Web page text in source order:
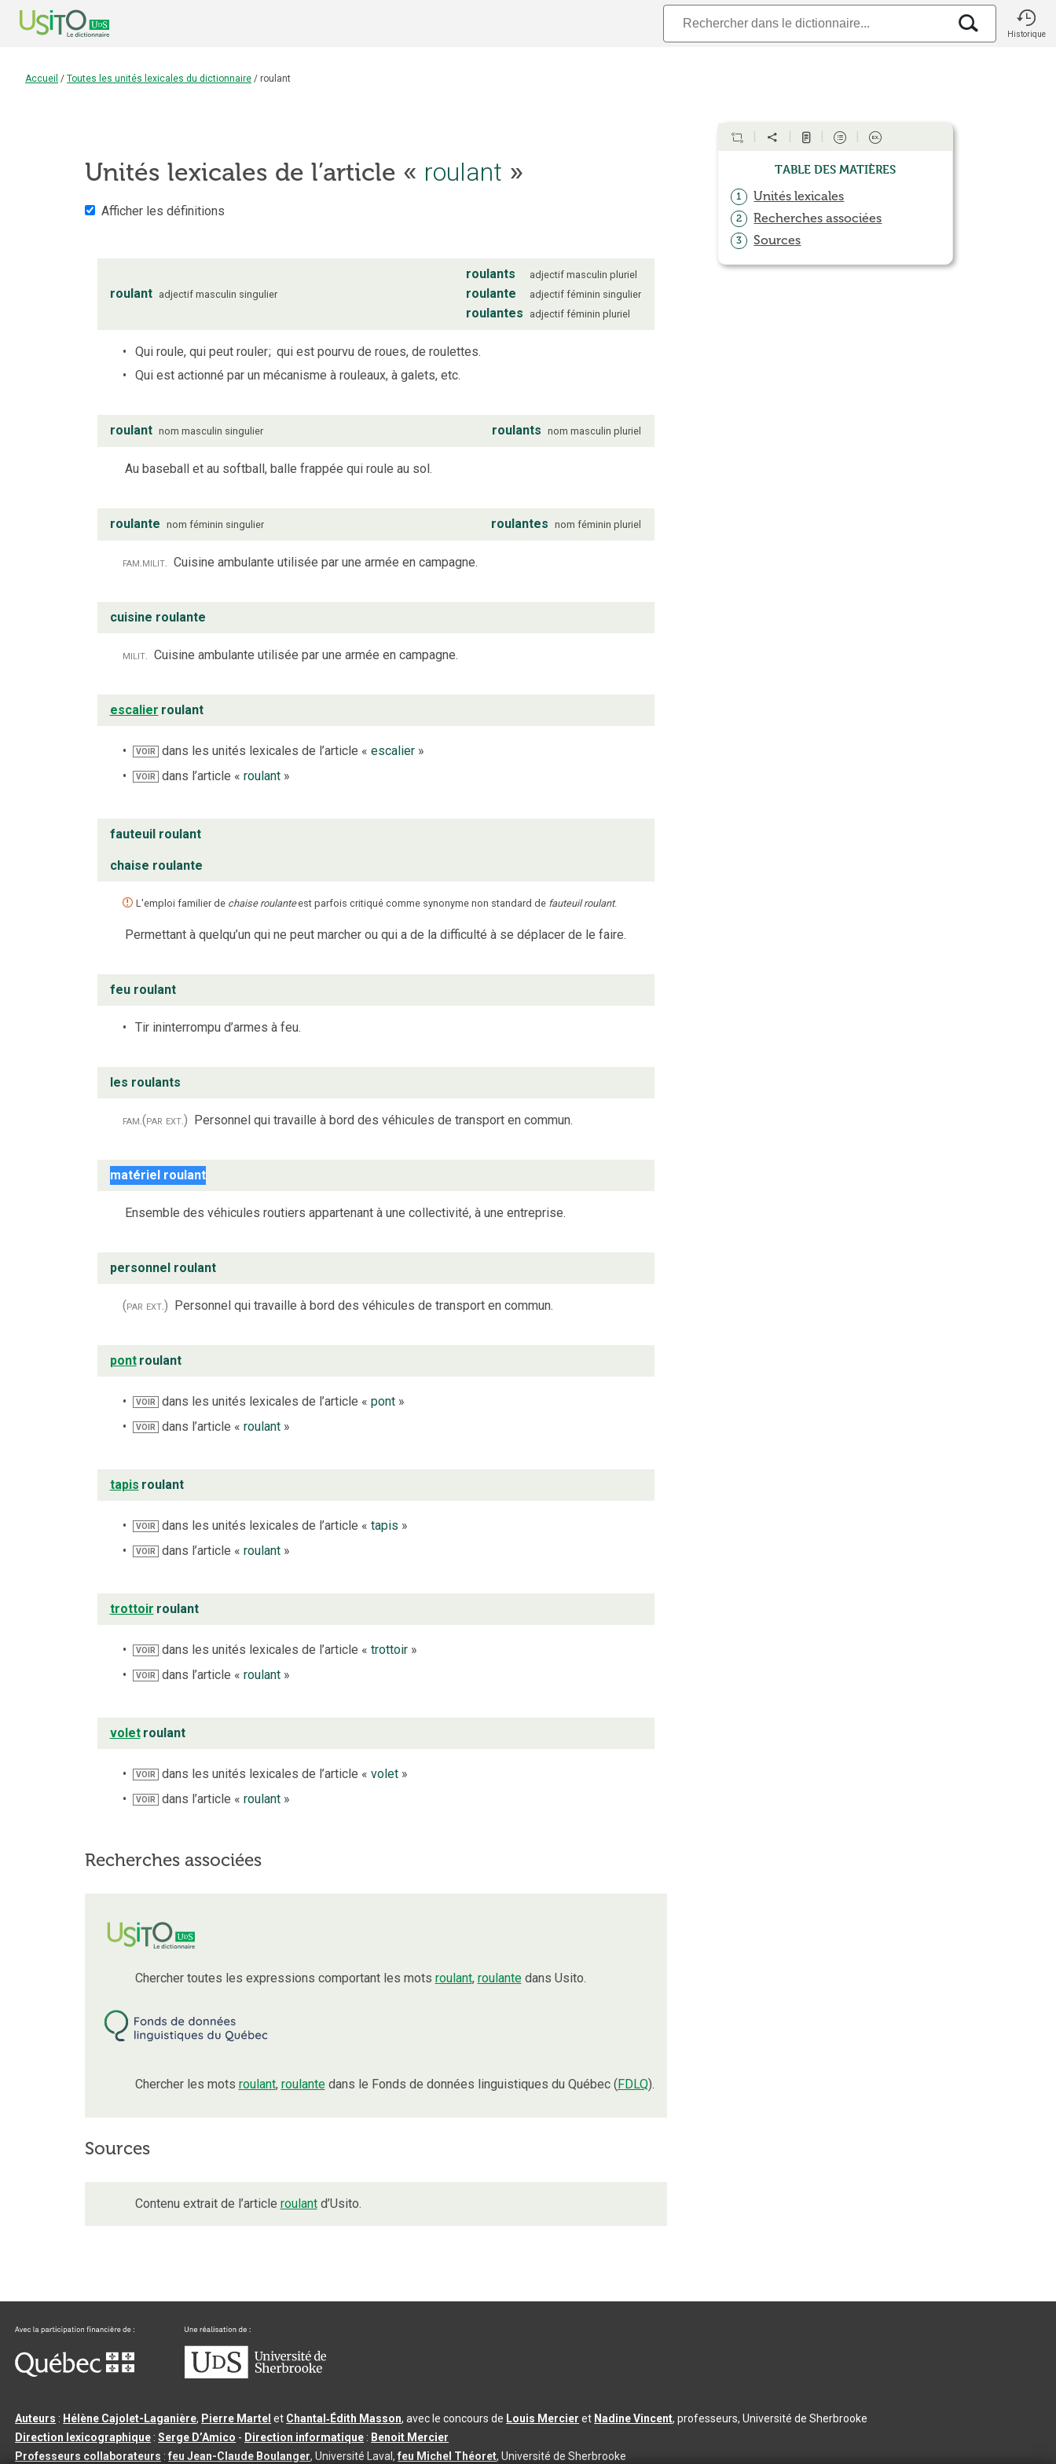
Historique
Accueil / Toutes les unités lexicales du dictionnaire / roulant
Unités lexicales de l’article « roulant »
Afficher les définitions
roulant adjectif masculin singulier
roulants adjectif masculin pluriel
roulante adjectif féminin singulier
roulantes adjectif féminin pluriel
Qui roule, qui peut rouler; qui est pourvu de roues, de roulettes.
Qui est actionné par un mécanisme à rouleaux, à galets, etc.
roulant nom masculin singulier roulants nom masculin pluriel
Au baseball et au softball, balle frappée qui roule au sol.
roulante nom féminin singulier roulantes nom féminin pluriel
fam.milit. Cuisine ambulante utilisée par une armée en campagne.
cuisine roulante
milit. Cuisine ambulante utilisée par une armée en campagne.
escalier roulant
VOIR dans les unités lexicales de l’article « escalier»
VOIR dans l’article « roulant»
fauteuil roulant
chaise roulante
L'emploi familier de chaise roulanteest parfois critiqué comme synonyme non standard de fauteuil roulant.
Permettant à quelqu’un qui ne peut marcher ou qui a de la difficulté à se déplacer de le faire.
feu roulant
Tir ininterrompu d’armes à feu.
les roulants
fam.(par ext.) Personnel qui travaille à bord des véhicules de transport en commun.
matériel roulant
Ensemble des véhicules routiers appartenant à une collectivité, à une entreprise.
personnel roulant
(par ext.) Personnel qui travaille à bord des véhicules de transport en commun.
pont roulant
VOIR dans les unités lexicales de l’article « pont»
VOIR dans l’article « roulant»
tapis roulant
VOIR dans les unités lexicales de l’article « tapis »
VOIR dans l’article « roulant»
trottoir roulant
VOIR dans les unités lexicales de l’article « trottoir»
VOIR dans l’article « roulant»
volet roulant
VOIR dans les unités lexicales de l’article « volet»
VOIR dans l’article « roulant»
Recherches associées
Chercher toutes les expressions comportant les mots roulant, roulantedans Usito.
Chercher les mots roulant, roulantedans le Fonds de données linguistiques du Québec (FDLQ).
Sources
Contenu extrait de l’article roulantd’Usito.
Table des matières
1 Unités lexicales
2 Recherches associées
3 Sources
Auteurs : Hélène Cajolet-Laganière, Pierre Martel et Chantal‑Édith Masson, avec le concours de Louis Mercier et Nadine Vincent, professeurs, Université de Sherbrooke
Direction lexicographique :Serge D’Amico - Direction informatique : Benoit Mercier
Professeurs collaborateurs :feu Jean-Claude Boulanger, Université Laval,feu Michel Théoret, Université de Sherbrooke